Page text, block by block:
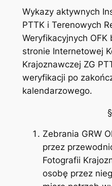
Wykazy aktywnych
PTTK i Terenowych
Weryfikacyjnych
stronie Internetowej
Krajoznawczej ZG
weryfikacji po
kalendarzowego.
Zebrania GRW
przez
Fotografii
osobę przez